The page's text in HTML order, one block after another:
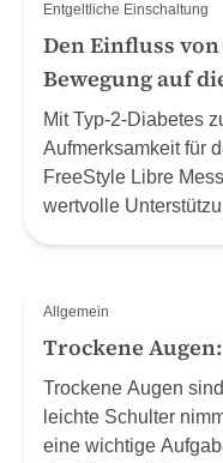
solche erkannt.
Entgeltliche Einschaltung
Den Einfluss
Bewegung auf
Mit Typ-2-Diabetes
Aufmerksamkeit für
FreeStyle Libre
wertvolle
Allgemein
Trockene
Trockene Augen
leichte Schulter
eine wichtige